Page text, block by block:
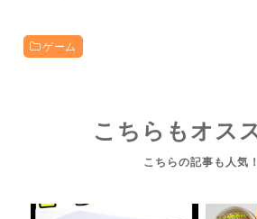
ゲーム
こちらもオス